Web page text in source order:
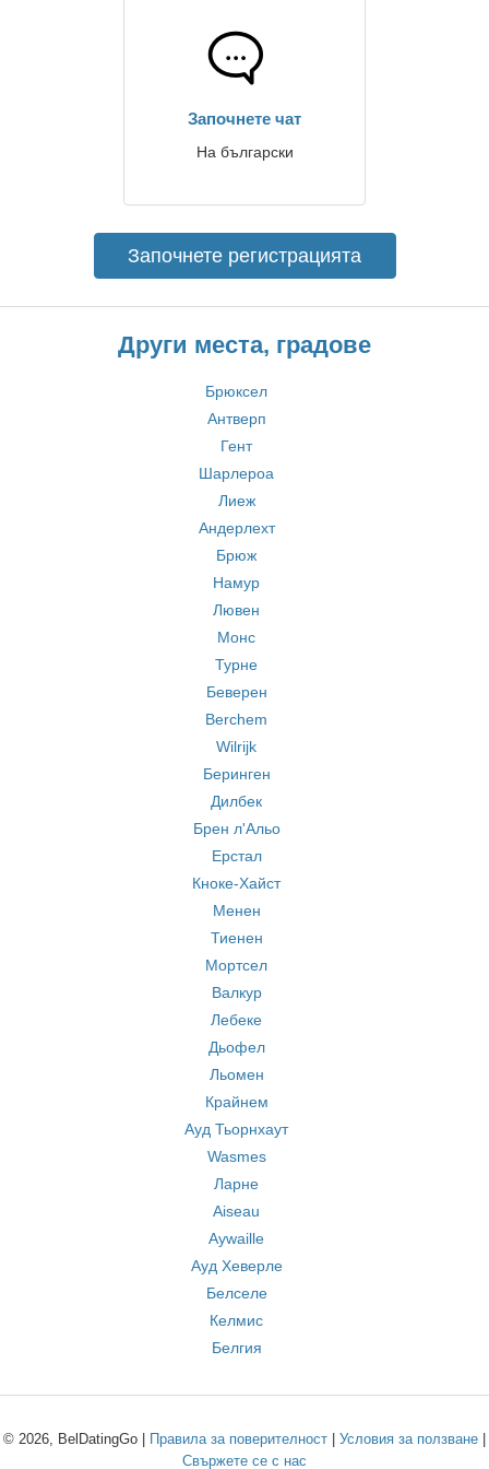
Започнете чат
На български
Започнете регистрацията
Други места, градове
Брюксел
Антверп
Гент
Шарлероа
Лиеж
Андерлехт
Брюж
Намур
Лювен
Монс
Турне
Беверен
Berchem
Wilrijk
Беринген
Дилбек
Брен л'Альо
Ерстал
Кноке-Хайст
Менен
Тиенен
Мортсел
Валкур
Лебеке
Дьофел
Льомен
Крайнем
Ауд Тьорнхаут
Wasmes
Ларне
Aiseau
Aywaille
Ауд Хеверле
Белселе
Келмис
Белгия
© 2026, BelDatingGo | Правила за поверителност Условия за ползване
Свържете се с нас